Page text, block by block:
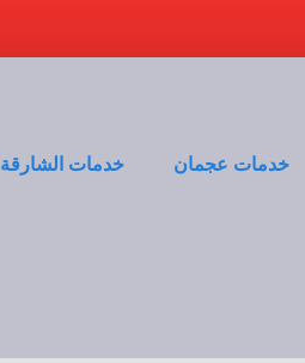
خدمات عجمان خدمات الشارقة